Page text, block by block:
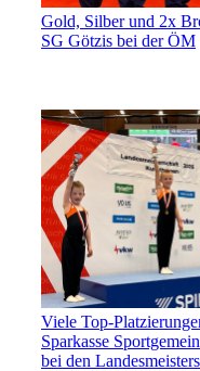
Gold, Silber und 2x
SG Götzis bei der ÖM
Viele Top-
Sparkasse
bei den